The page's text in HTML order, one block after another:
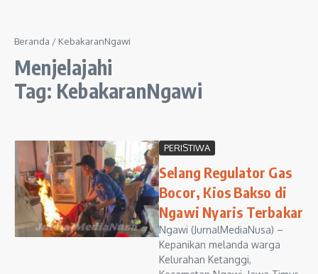
Beranda / KebakaranNgawi
Menjelajahi
Tag: KebakaranNgawi
PERISTIWA
Selang Regulator Gas
Bocor, Kios Bakso di
Ngawi Nyaris Terbakar
Ngawi (JurnalMediaNusa) –
Kepanikan melanda warga
Kelurahan Ketanggi,